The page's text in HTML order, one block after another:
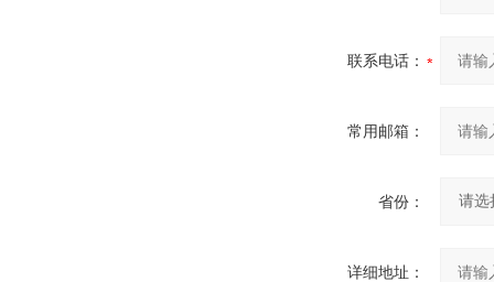
联系电话：
常用邮箱：
省份：
详细地址：